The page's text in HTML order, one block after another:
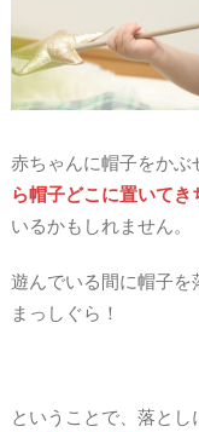
赤ちゃんに帽子をかぶ
ら帽子どこに置いてき
いるかもしれません。
遊んでいる間に帽子を
まっしぐら！
ということで、落とし